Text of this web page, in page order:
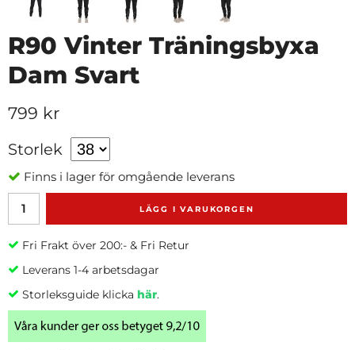
R90 Vinter Träningsbyxa
Dam Svart
799 kr
Storlek
Finns i lager för omgående leverans
LÄGG I VARUKORGEN
Fri Frakt över 200:- & Fri Retur
Leverans 1-4 arbetsdagar
Storleksguide klicka här.